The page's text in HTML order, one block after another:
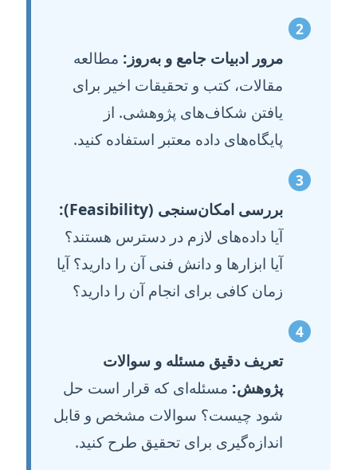
2
مرور ادبیات جامع و به‌روز: مطالعه
مقالات، کتب و تحقیقات اخیر برای
یافتن شکاف‌های پژوهشی. از
پایگاه‌های داده معتبر استفاده کنید.
3
بررسی امکان‌سنجی (Feasibility):
آیا داده‌های لازم در دسترس هستند؟
آیا ابزارها و دانش فنی آن را دارید؟ آیا
زمان کافی برای انجام آن را دارید؟
4
تعریف دقیق مسئله و سوالات
پژوهش: مسئله‌ای که قرار است حل
شود چیست؟ سوالات مشخص و قابل
اندازه‌گیری برای تحقیق طرح کنید.